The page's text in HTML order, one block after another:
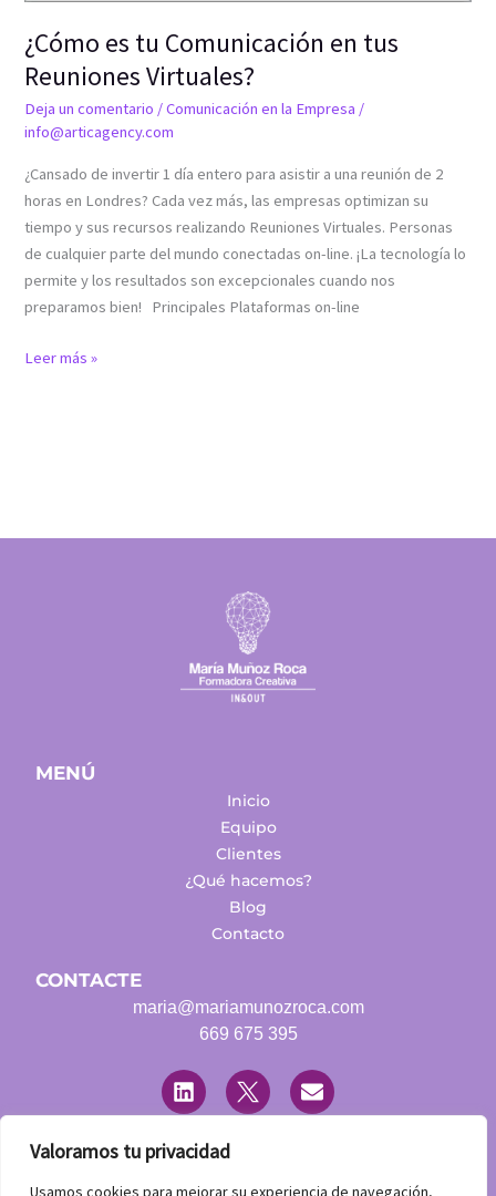
Valoramos tu privacidad
Usamos cookies para mejorar su experiencia de navegación,
¿Cómo es tu Comunicación en tus
Reuniones Virtuales?
Deja un comentario /Comunicación en la Empresa /
info@articagency.com
¿Cansado de invertir 1 día entero para asistir a una reunión de 2
horas en Londres? Cada vez más, las empresas optimizan su
tiempo y sus recursos realizando Reuniones Virtuales. Personas
de cualquier parte del mundo conectadas on-line. ¡La tecnología lo
permite y los resultados son excepcionales cuando nos
preparamos bien! Principales Plataformas on-line
Leer más »
MENÚ
Inicio
Equipo
Clientes
¿Qué hacemos?
Blog
Contacto
CONTACTE
maria@mariamunozroca.com
669 675 395
i
n
k
e
d
i
w
i
t
r
n
v
e
p